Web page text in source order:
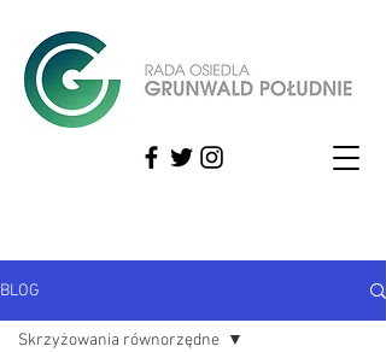
BLOG
Skrzyżowania równorzędne